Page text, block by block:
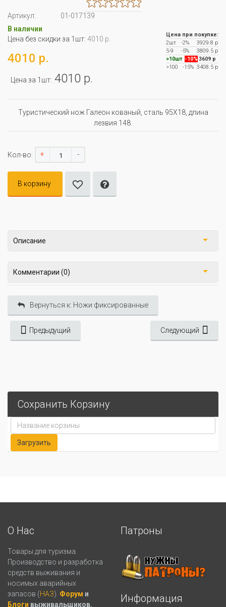
Артикул:
01-017139
В наличии
Цена без скидки за 1шт: 4010 р.
4010 р.
Цена за 1шт: 4010 р.
Цена при покупке:
2шт
-2%
3929.8 р
5-9
-5%
3809.5 р
>10шт -10% 3609 р
>100
-15% 3408.5 р
Туристический нож Галеон кованый, сталь 95Х18, длина
лезвия 148.
Кол-во: + -
В корзину
Описание
Комментарии (0)
Вернуться к: Ножи фиксированные
Предыдущий Следующий
Сохранить Корзину
О Нас
Товары для туризма.
Производство и разработка
средств выживания и
носимых аварийных
запасов (НАЗ). Форум и
Блоги выживальщиков.
Патроны
Информация